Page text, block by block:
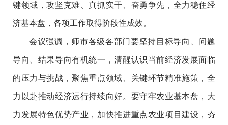
键领域，攻坚克难、真抓实干、奋勇争先，全力稳住经
济基本盘，各项工作取得阶段性成效。
会议强调，师市各级各部门要坚持目标导向、问题
导向、结果导向有机统一，清醒认识当前经济发展面临
的压力与挑战，聚焦重点领域、关键环节精准施策，全
力以赴推动经济运行持续向好。要守牢农业基本盘，大
力发展特色优势产业，加快推进重点农业项目建设，夯